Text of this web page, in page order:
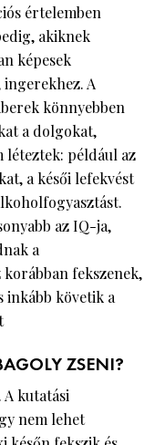
értelemben
akiknek
képesek
A
könnyebben
a dolgokat,
léteztek: például az
a késői lefekvést
az IQ-ja,
a
fekszenek,
inkább követik a
ZSENI?
A kutatási
nem lehet